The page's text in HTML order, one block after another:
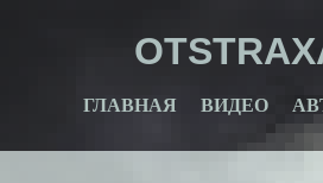
ГЛАВНАЯ ВИДЕО